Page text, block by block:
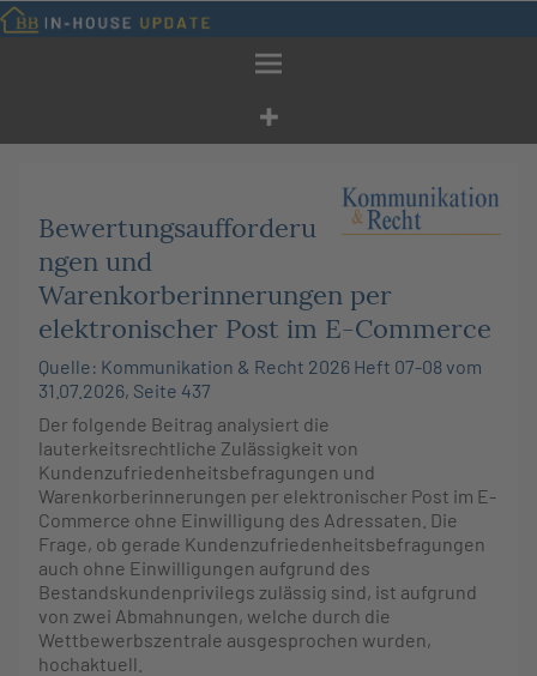
Zum
Inhalt
Bewertungsaufforderu
ngen und
Warenkorberinnerungen per
elektronischer Post im E-Commerce
Quelle: Kommunikation & Recht 2026 Heft 07-08 vom
31.07.2026, Seite 437
Der folgende Beitrag analysiert die
lauterkeitsrechtliche Zulässigkeit von
Kundenzufriedenheitsbefragungen und
Warenkorberinnerungen per elektronischer Post im E-
Commerce ohne Einwilligung des Adressaten. Die
Frage, ob gerade Kundenzufriedenheitsbefragungen
auch ohne Einwilligungen aufgrund des
Bestandskundenprivilegs zulässig sind, ist aufgrund
von zwei Abmahnungen, welche durch die
Wettbewerbszentrale ausgesprochen wurden,
hochaktuell.